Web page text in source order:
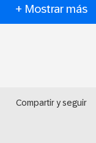
+ Mostrar más
Compartir y seguir